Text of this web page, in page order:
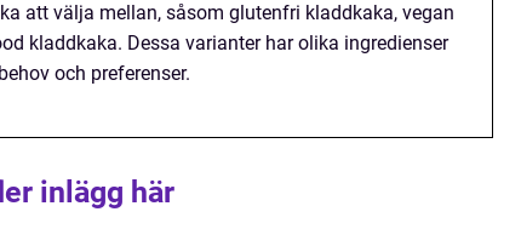
att välja mellan, såsom glutenfri kladdkaka, vegan
kladdkaka. Dessa varianter har olika ingredienser
och preferenser.
inlägg här